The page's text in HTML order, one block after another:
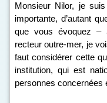
Monsieur Nilor, je
importante, d’autant
que vous évoquez –
recteur outre-mer, je
faut considérer cette
institution, qui est
personnes concernées